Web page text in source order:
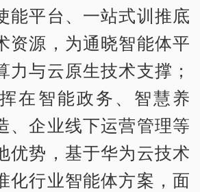
能平台、一站式训推底
资源，为通晓智能体平
力与云原生技术支撑；
在智能政务、智慧养
、企业线下运营管理等
优势，基于华为云技术
化行业智能体方案，面